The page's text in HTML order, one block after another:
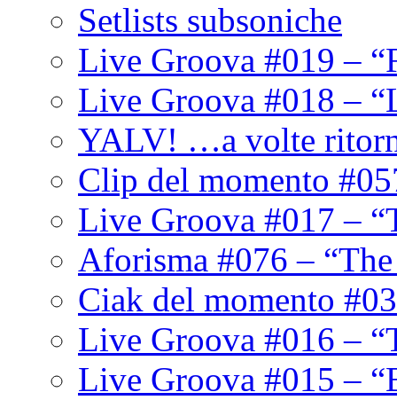
Setlists subsoniche
Live Groova #019 –
Live Groova #018 –
YALV! …a volte
Clip del momento
Live Groova #017 –
Aforisma #076 –
Ciak del momento
Live Groova #016 –
Live Groova #015 –